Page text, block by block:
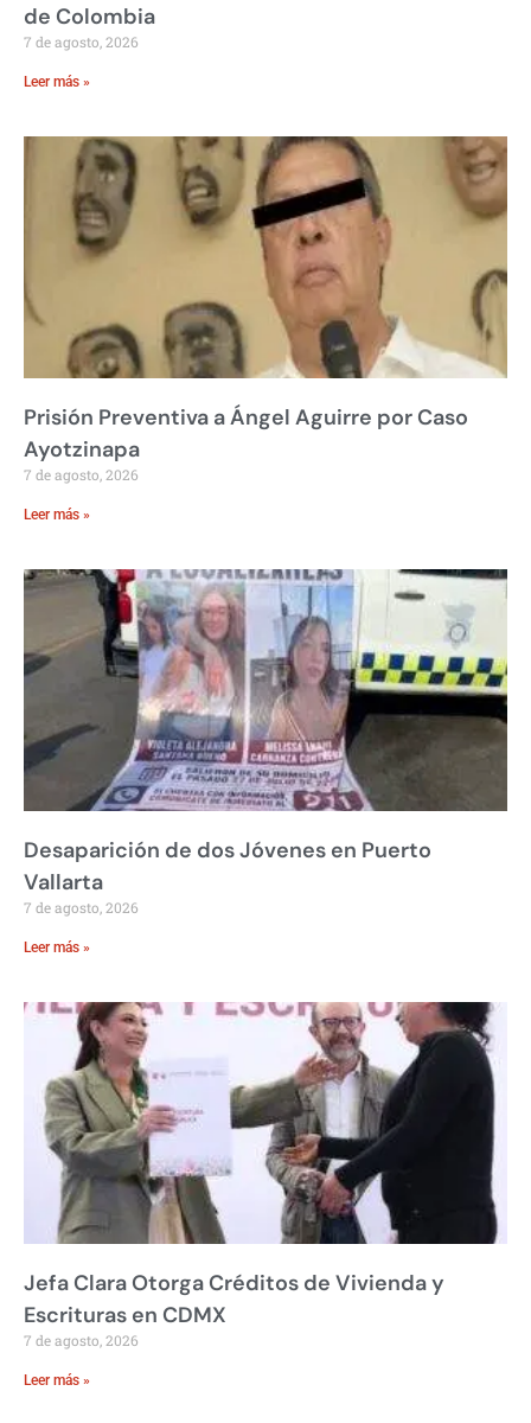
de Colombia
7 de agosto, 2026
Leer más »
Prisión Preventiva a Ángel Aguirre por Caso
Ayotzinapa
7 de agosto, 2026
Leer más »
Desaparición de dos Jóvenes en Puerto
Vallarta
7 de agosto, 2026
Leer más »
Jefa Clara Otorga Créditos de Vivienda y
Escrituras en CDMX
7 de agosto, 2026
Leer más »